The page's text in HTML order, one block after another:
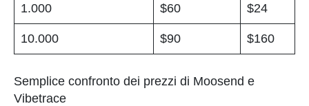
1.000 $60 $24
10.000 $90 $160
Semplice confronto dei prezzi di Moosend e
Vibetrace